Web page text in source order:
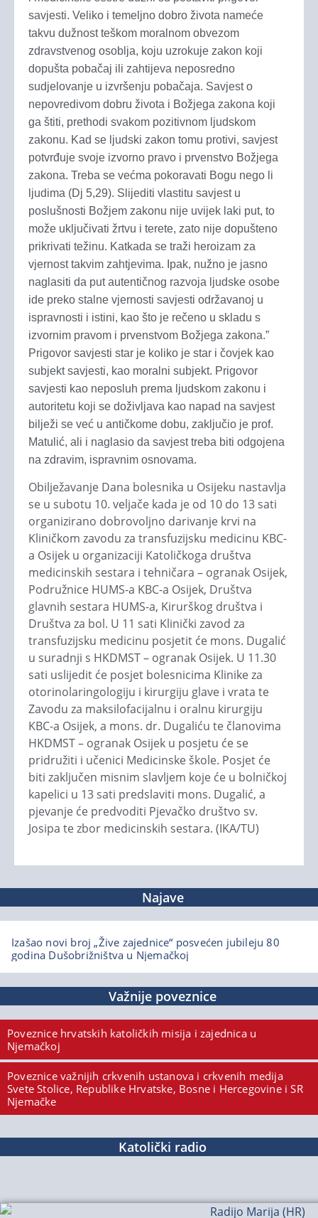
savjesti. Veliko i temeljno dobro života nameće
takvu dužnost teškom moralnom obvezom
zdravstvenog osoblja, koju uzrokuje zakon koji
dopušta pobačaj ili zahtijeva neposredno
sudjelovanje u izvršenju pobačaja. Savjest o
nepovredivom dobru života i Božjega zakona koji
ga štiti, prethodi svakom pozitivnom ljudskom
zakonu. Kad se ljudski zakon tomu protivi, savjest
potvrđuje svoje izvorno pravo i prvenstvo Božjega
zakona. Treba se većma pokoravati Bogu nego li
ljudima (Dj 5,29). Slijediti vlastitu savjest u
poslušnosti Božjem zakonu nije uvijek laki put, to
može uključivati žrtvu i terete, zato nije dopušteno
prikrivati težinu. Katkada se traži heroizam za
vjernost takvim zahtjevima. Ipak, nužno je jasno
naglasiti da put autentičnog razvoja ljudske osobe
ide preko stalne vjernosti savjesti održavanoj u
ispravnosti i istini, kao što je rečeno u skladu s
izvornim pravom i prvenstvom Božjega zakona.”
Prigovor savjesti star je koliko je star i čovjek kao
subjekt savjesti, kao moralni subjekt. Prigovor
savjesti kao neposluh prema ljudskom zakonu i
autoritetu koji se doživljava kao napad na savjest
bilježi se već u antičkome dobu, zaključio je prof.
Matulić, ali i naglasio da savjest treba biti odgojena
na zdravim, ispravnim osnovama.
Obilježavanje Dana bolesnika u Osijeku nastavlja
se u subotu 10. veljače kada je od 10 do 13 sati
organizirano dobrovoljno darivanje krvi na
Kliničkom zavodu za transfuzijsku medicinu KBC-
a Osijek u organizaciji Katoličkoga društva
medicinskih sestara i tehničara – ogranak Osijek,
Podružnice HUMS-a KBC-a Osijek, Društva
glavnih sestara HUMS-a, Kirurškog društva i
Društva za bol. U 11 sati Klinički zavod za
transfuzijsku medicinu posjetit će mons. Dugalić
u suradnji s HKDMST – ogranak Osijek. U 11.30
sati uslijedit će posjet bolesnicima Klinike za
otorinolaringologiju i kirurgiju glave i vrata te
Zavodu za maksilofacijalnu i oralnu kirurgiju
KBC-a Osijek, a mons. dr. Dugaliću te članovima
HKDMST – ogranak Osijek u posjetu će se
pridružiti i učenici Medicinske škole. Posjet će
biti zaključen misnim slavljem koje će u bolničkoj
kapelici u 13 sati predslaviti mons. Dugalić, a
pjevanje će predvoditi Pjevačko društvo sv.
Josipa te zbor medicinskih sestara. (IKA/TU)
Najave
Izašao novi broj „Žive zajednice“ posvećen jubileju 80
godina Dušobrižništva u Njemačkoj
Važnije poveznice
Poveznice hrvatskih katoličkih misija i zajednica u
Njemačkoj
Poveznice važnijih crkvenih ustanova i crkvenih medija
Svete Stolice, Republike Hrvatske, Bosne i Hercegovine i SR
Njemačke
Katolički radio